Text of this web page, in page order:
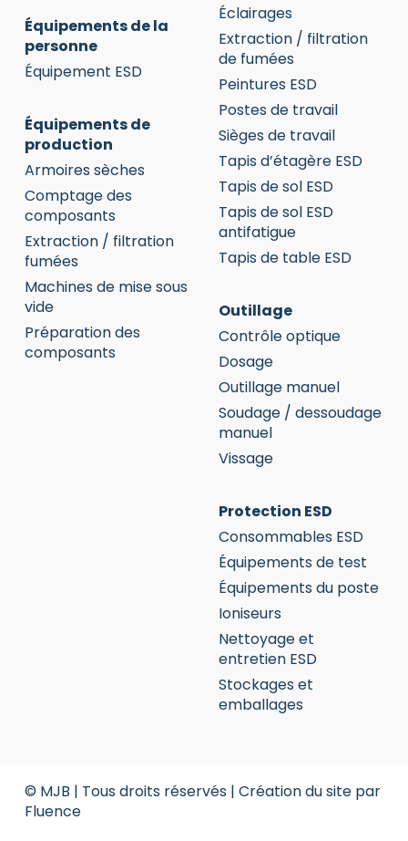
Équipements de la
personne
Équipement ESD
Équipements de
production
Armoires sèches
Comptage des
composants
Extraction / filtration
fumées
Machines de mise sous
vide
Préparation des
composants
Éclairages
Extraction / filtration
de fumées
Peintures ESD
Postes de travail
Sièges de travail
Tapis d’étagère ESD
Tapis de sol ESD
Tapis de sol ESD
antifatigue
Tapis de table ESD
Outillage
Contrôle optique
Dosage
Outillage manuel
Soudage / dessoudage
manuel
Vissage
Protection ESD
Consommables ESD
Équipements de test
Équipements du poste
Ioniseurs
Nettoyage et
entretien ESD
Stockages et
emballages
© MJB | Tous droits réservés | Création du site par
Fluence